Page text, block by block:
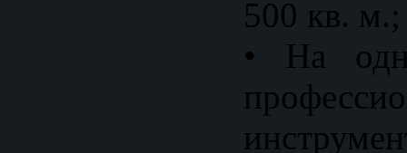
500 кв. м.;
• На